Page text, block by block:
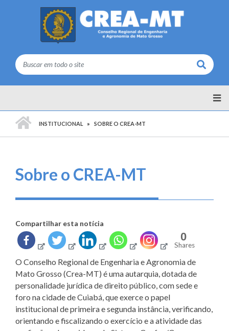
Buscar
INSTITUCIONAL SOBRE O CREA-MT
Sobre o CREA-MT
Compartilhar esta notícia
0
Shares
O Conselho Regional de Engenharia e Agronomia de
Mato Grosso (Crea-MT) é uma autarquia, dotada de
personalidade jurídica de direito público, com sede e
foro na cidade de Cuiabá, que exerce o papel
institucional de primeira e segunda instância, verificando,
orientando e fiscalizando o exercício e a atividade das